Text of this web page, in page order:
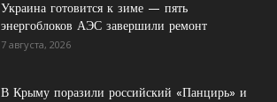
Украина готовится к зиме — пять
энергоблоков АЭС завершили ремонт
7 августа, 2026
В Крыму поразили российский «Панцирь» и